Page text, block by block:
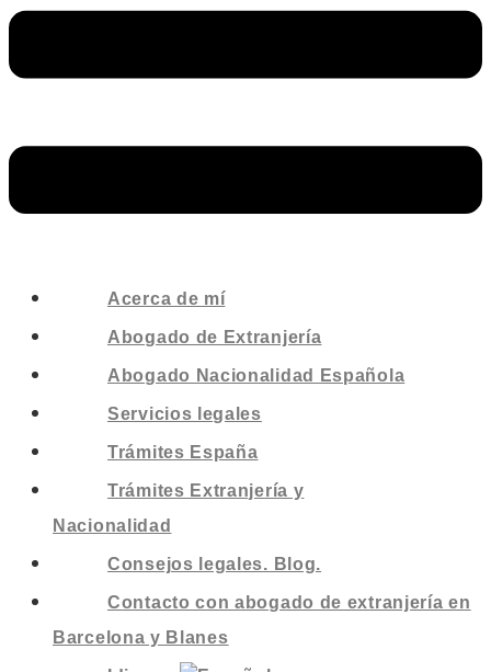
Acerca de mí
Abogado de Extranjería
Abogado Nacionalidad Española
Servicios legales
Trámites España
Trámites Extranjería y
Nacionalidad
Consejos legales. Blog.
Contacto con abogado de extranjería en
Barcelona y Blanes